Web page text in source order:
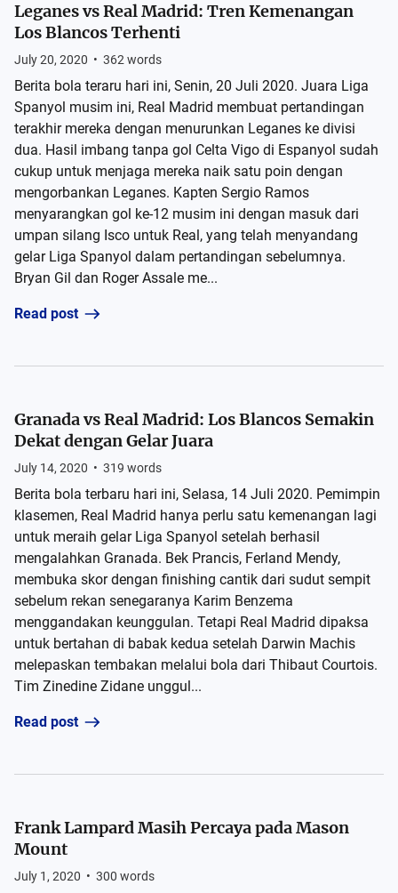
Leganes vs Real Madrid: Tren Kemenangan
Los Blancos Terhenti
July 20, 2020 • 362 words
Berita bola teraru hari ini, Senin, 20 Juli 2020. Juara Liga
Spanyol musim ini, Real Madrid membuat pertandingan
terakhir mereka dengan menurunkan Leganes ke divisi
dua. Hasil imbang tanpa gol Celta Vigo di Espanyol sudah
cukup untuk menjaga mereka naik satu poin dengan
mengorbankan Leganes. Kapten Sergio Ramos
menyarangkan gol ke-12 musim ini dengan masuk dari
umpan silang Isco untuk Real, yang telah menyandang
gelar Liga Spanyol dalam pertandingan sebelumnya.
Bryan Gil dan Roger Assale me...
Read post
Granada vs Real Madrid: Los Blancos Semakin
Dekat dengan Gelar Juara
July 14, 2020 • 319 words
Berita bola terbaru hari ini, Selasa, 14 Juli 2020. Pemimpin
klasemen, Real Madrid hanya perlu satu kemenangan lagi
untuk meraih gelar Liga Spanyol setelah berhasil
mengalahkan Granada. Bek Prancis, Ferland Mendy,
membuka skor dengan finishing cantik dari sudut sempit
sebelum rekan senegaranya Karim Benzema
menggandakan keunggulan. Tetapi Real Madrid dipaksa
untuk bertahan di babak kedua setelah Darwin Machis
melepaskan tembakan melalui bola dari Thibaut Courtois.
Tim Zinedine Zidane unggul...
Read post
Frank Lampard Masih Percaya pada Mason
Mount
July 1, 2020 • 300 words